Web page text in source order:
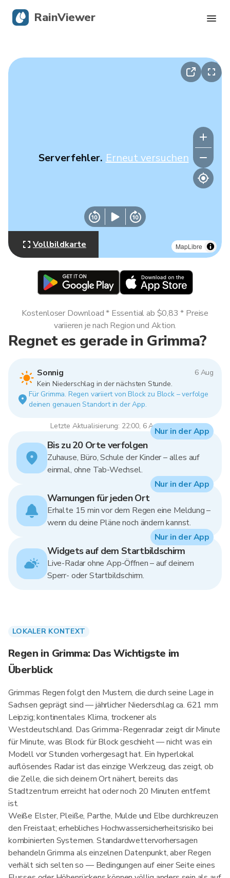
MapLibre
Serverfehler. Erneut versuchen
Vollbildkarte
Regnet es gerade in Grimma?
Sonnig
6 Aug
Kein Niederschlag in der nächsten Stunde.
Für Grimma. Regen variiert von Block zu Block – verfolge
deinen genauen Standort in der App.
Letzte Aktualisierung: 22:00, 6 Aug 2026
Kostenloser Download * Essential ab $0,83 * Preise
variieren je nach Region und Aktion.
Bis zu 20 Orte verfolgen
Zuhause, Büro, Schule der Kinder – alles auf
einmal, ohne Tab-Wechsel.
Nur in der App
Warnungen für jeden Ort
Erhalte 15 min vor dem Regen eine Meldung –
wenn du deine Pläne noch ändern kannst.
Nur in der App
Widgets auf dem Startbildschirm
Live-Radar ohne App-Öffnen – auf deinem
Sperr- oder Startbildschirm.
Nur in der App
LOKALER KONTEXT
Regen in Grimma: Das Wichtigste im
Überblick
Grimmas Regen folgt den Mustern, die durch seine Lage in
Sachsen geprägt sind — jährlicher Niederschlag ca. 621 mm
Leipzig; kontinentales Klima, trockener als
Westdeutschland. Das Grimma-Regenradar zeigt dir Minute
für Minute, was Block für Block geschieht — nicht was ein
Modell vor Stunden vorhergesagt hat. Ein hyperlokal
auflösendes Radar ist das einzige Werkzeug, das zeigt, ob
die Zelle, die sich deinem Ort nähert, bereits das
Stadtzentrum erreicht hat oder noch 20 Minuten entfernt
ist.
Weiße Elster, Pleiße, Parthe, Mulde und Elbe durchkreuzen
den Freistaat; erhebliches Hochwassersicherheitsrisiko bei
kombinierten Systemen. Standardwettervorhersagen
behandeln Grimma als einzelnen Datenpunkt, aber Regen
verhält sich selten so — Bedingungen auf einer Seite eines
RainViewer